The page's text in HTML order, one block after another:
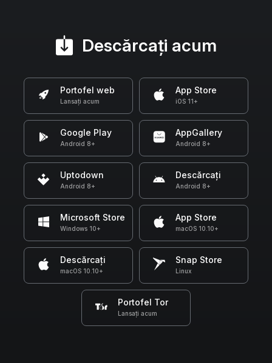
Descărcați acum
Portofel web
Lansați acum
App Store
iOS 11+
Google Play
Android 8+
AppGallery
Android 8+
Uptodown
Android 8+
Descărcați
Android 8+
Microsoft Store
Windows 10+
App Store
macOS 10.10+
Descărcați
macOS 10.10+
Snap Store
Linux
Portofel Tor
Lansați acum